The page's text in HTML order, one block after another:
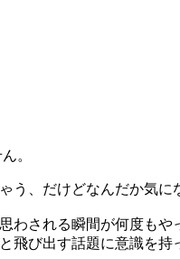
。
、だけどなんだか気に
わされる瞬間が何度もや
び出す話題に意識を持